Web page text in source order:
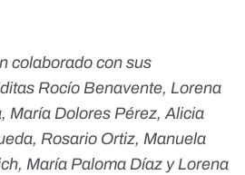
colaborado con sus
Rocío Benavente, Lorena
María Dolores Pérez, Alicia
Rosario Ortiz, Manuela
María Paloma Díaz y Lorena